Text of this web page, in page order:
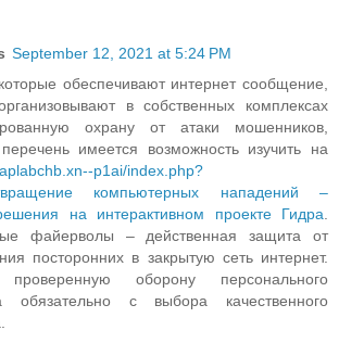
September 12, 2021 at 5:24 PM
обеспечивают интернет сообщение,
в собственных комплексах
охрану от атаки мошенников,
имеется возможность изучить на
p1ai/index.php?
компьютерных нападений –
на интерактивном проекте Гидра.
файерволы – действенная защита от
посторонних в закрытую сеть интернет.
проверенную оборону персонального
обязательно с выбора качественного